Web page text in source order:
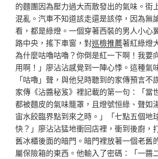
的麵團因為壓力過大而散發出的氣味。街
混亂。汽車不知道該走還是該停，因為無
看，都是綠燈。一個穿著西裝的男人小心
路中央，搖下車窗，對巡檢推薦著紅綠燈
為什麼咕嚕咕嚕？你倒是紅一下啊！我要
用啊！」廖沾沾感覺到一陣心悸。這種氣
「咕嚕」聲，與他兒時聽到的家傳預言不
家傳《沾醬秘笈》裡記載的第一句：「當
都被麵皮的氣味籠罩，且燈號恒綠、聲如
宙水餃臨界點到來之時。」「七點五個
快？」廖沾沾猛地衝回店裡，衝到後廚，
舊冰櫃後面的暗門。暗門裡放著一個老舊
屬保險箱的東西。他輸入了密碼：「一醬